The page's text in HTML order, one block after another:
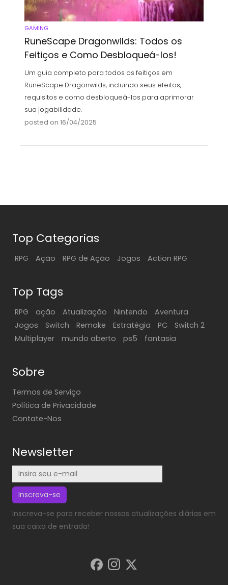
GAMING
RuneScape Dragonwilds: Todos os
Feitiços e Como Desbloqueá-los!
Um guia completo para todos os feitiços em
RuneScape Dragonwilds, incluindo seus efeitos,
requisitos e como desbloqueá-los para aprimorar
sua jogabilidade.
posted on 16/04/2025
Top Categorias
RPG Ação RPG de Ação Jogos Action RPG
Top Tags
RPG ação Atualização Nintendo
Aventura
Jogos
Switch Remake Estratégia PC
Switch 2
Multiplayer
mundo aberto ps5 fantasia
Sobre
Termos de Serviço
Política de Privacidade
Contate-Nos
Newsletter
Inscreva-se
Inscreva-se para receber nossas atualizações diárias em
sua caixa de entrada!